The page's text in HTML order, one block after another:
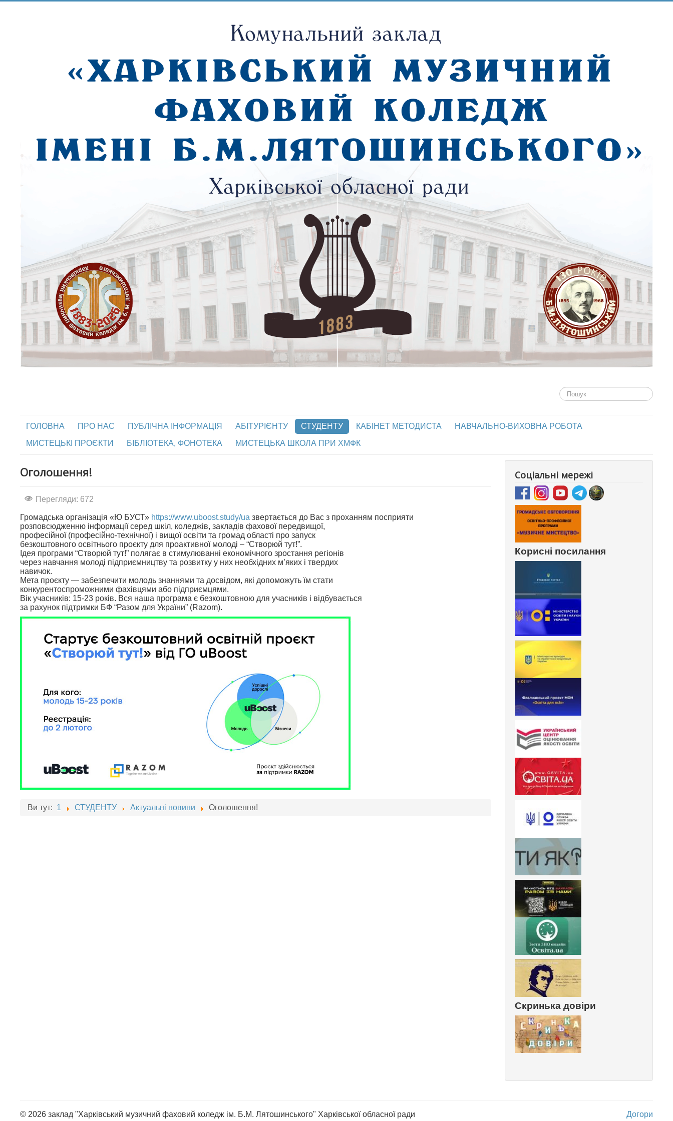
Пошук...
ГОЛОВНА ПРО НАС ПУБЛІЧНА ІНФОРМАЦІЯ АБІТУРІЄНТУ СТУДЕНТУ КАБІНЕТ МЕТОДИСТА
НАВЧАЛЬНО-ВИХОВНА РОБОТА
МИСТЕЦЬКІ ПРОЄКТИ
БІБЛІОТЕКА, ФОНОТЕКА МИСТЕЦЬКА ШКОЛА ПРИ ХМФК
Оголошення!
Перегляди: 672
Громадська організація «Ю БУСТ» https://www.uboost.study/ua звертається до Вас з проханням посприяти
розповсюдженню інформації серед шкіл, коледжів, закладів фахової передвищої,
професійної (професійно-технічної) і вищої освіти та громад області про запуск
безкоштовного освітнього проєкту для проактивної молоді – “Створюй тут!”.
Ідея програми “Створюй тут!” полягає в стимулюванні економічного зростання регіонів
через навчання молоді підприємництву та розвитку у них необхідних м’яких і твердих
навичок.
Мета проєкту — забезпечити молодь знаннями та досвідом, які допоможуть їм стати
конкурентоспроможними фахівцями або підприємцями.
Вік учасників: 15-23 років. Вся наша програма є безкоштовною для учасників і відбувається
за рахунок підтримки БФ “Разом для України” (Razom).
Ви тут: 1 СТУДЕНТУ Актуальні новини Оголошення!
Соціальні мережі
Корисні посилання
Скринька довіри
Догори
© 2026 заклад "Харківський музичний фаховий коледж ім. Б.М. Лятошинського" Харківської обласної ради